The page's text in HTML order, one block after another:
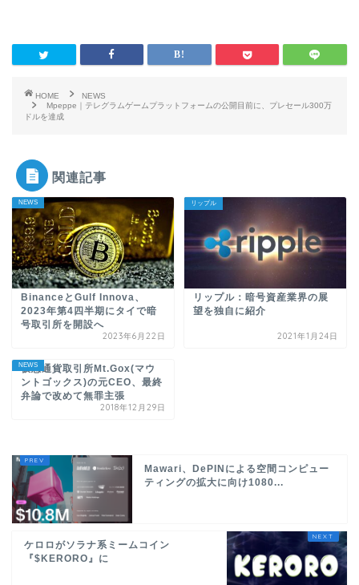
HOME
NEWS
Mpeppe｜テレグラムゲームプラットフォームの公開目前に、プレセール300万
ドルを達成
関連記事
NEWS
BinanceとGulf Innova、
2023年第4四半期にタイで暗
号取引所を開設へ
2023年6月22日
リップル
リップル：暗号資産業界の展
望を独自に紹介
2021年1月24日
NEWS
仮想通貨取引所Mt.Gox(マウ
ントゴックス)の元CEO、最終
弁論で改めて無罪主張
2018年12月29日
Mawari、DePINによる空間コンピュー
ティングの拡大に向け1080...
ケロロがソラナ系ミームコイン
『$KERORO』に